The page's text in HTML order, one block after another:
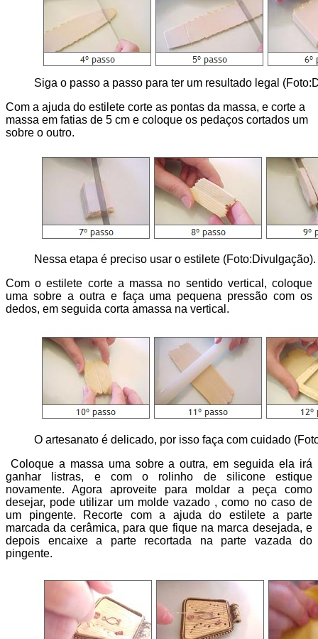
Siga o passo a passo para ter um resultado legal
Com a ajuda do estilete corte as pontas da massa, e corte a
massa em fatias de 5 cm e coloque os pedaços cortados um
sobre o outro.
Nessa etapa é preciso usar o estilete (Foto:Divulgação).
Com o estilete corte a massa no sentido vertical, coloque
uma sobre a outra e faça uma pequena pressão com os
dedos, em seguida corta amassa na vertical.
O artesanato é delicado, por isso faça com cuidado
Coloque a massa uma sobre a outra, em seguida ela irá
ganhar listras, e com o rolinho de silicone estique
novamente. Agora aproveite para moldar a peça como
desejar, pode utilizar um molde vazado , como no caso de
um pingente. Recorte com a ajuda do estilete a parte
marcada da cerâmica, para que fique na marca desejada, e
depois encaixe a parte recortada na parte vazada do
pingente.